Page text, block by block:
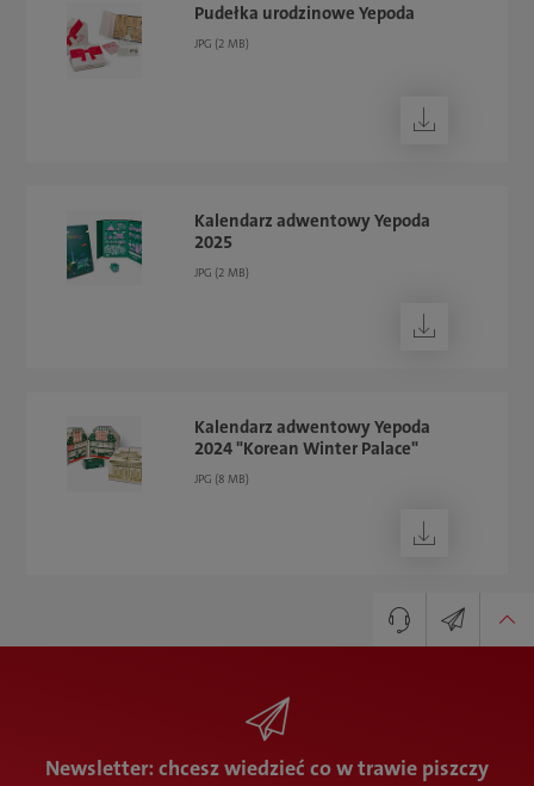
Pudełka urodzinowe Yepoda
JPG (2 MB)
Pobierz
Kalendarz adwentowy Yepoda
2025
JPG (2 MB)
Pobierz
Kalendarz adwentowy Yepoda
2024 "Korean Winter Palace"
JPG (8 MB)
Pobierz
Bernd Wussler
+49 7835 782-170
bernd.wussler@karlknauer.de
Newsletter: chcesz wiedzieć co w trawie piszczy